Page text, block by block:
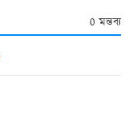
0 মন্তব্য